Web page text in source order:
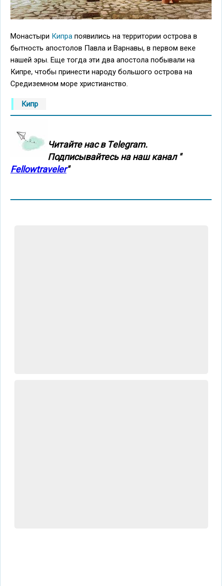
Монастыри Кипра появились на территории острова в
бытность апостолов Павла и Варнавы, в первом веке
нашей эры. Еще тогда эти два апостола побывали на
Кипре, чтобы принести народу большого острова на
Средиземном море христианство.
Кипр
Читайте нас в Тelegram.
Подписывайтесь на наш канал "
Fellowtraveler"